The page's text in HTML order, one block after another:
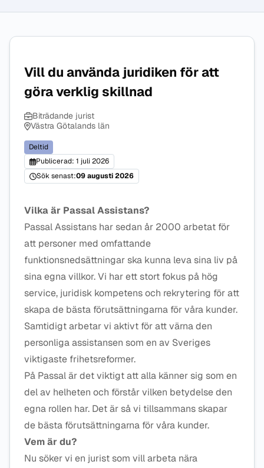
Vill du använda juridiken för att
göra verklig skillnad
Biträdande jurist
Västra Götalands län
Deltid
Publicerad: 1 juli 2026
Sök senast:09 augusti 2026
Vilka är Passal Assistans?
Passal Assistans har sedan år 2000 arbetat för
att personer med omfattande
funktionsnedsättningar ska kunna leva sina liv på
sina egna villkor. Vi har ett stort fokus på hög
service, juridisk kompetens och rekrytering för att
skapa de bästa förutsättningarna för våra kunder.
Samtidigt arbetar vi aktivt för att värna den
personliga assistansen som en av Sveriges
viktigaste frihetsreformer.
På Passal är det viktigt att alla känner sig som en
del av helheten och förstår vilken betydelse den
egna rollen har. Det är så vi tillsammans skapar
de bästa förutsättningarna för våra kunder.
Vem är du?
Nu söker vi en jurist som vill arbeta nära